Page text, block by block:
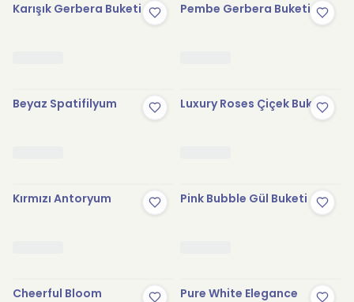
Karışık Gerbera Buketi Pembe Gerbera Buketi
Beyaz Spatifilyum Luxury Roses Çiçek Buketi
Kırmızı Antoryum Pink Bubble Gül Buketi
Cheerful Bloom Pure White Elegance